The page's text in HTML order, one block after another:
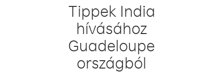
Tippek India
hívásához
Guadeloupe
országból